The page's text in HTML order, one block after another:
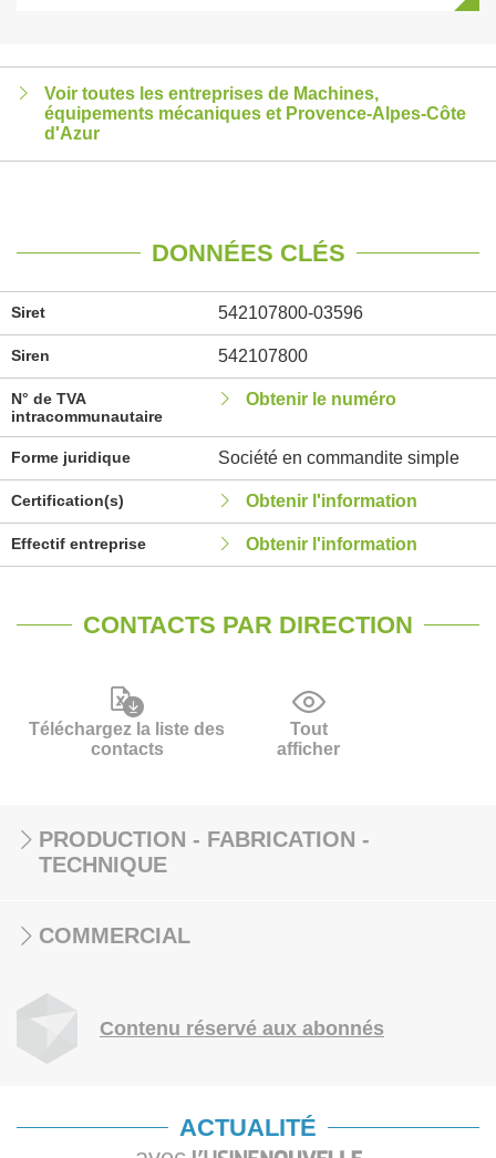
Voir toutes les entreprises de Machines,
équipements mécaniques et Provence-Alpes-Côte
d'Azur
DONNÉES CLÉS
Siret 542107800-03596
Siren 542107800
N° de TVA
intracommunautaire
Obtenir le numéro
Forme juridique Société en commandite simple
Certification(s) Obtenir l'information
Effectif entreprise Obtenir l'information
CONTACTS PAR DIRECTION
Téléchargez la liste des
contacts
Tout
afficher
PRODUCTION - FABRICATION -
TECHNIQUE
COMMERCIAL
Contenu réservé aux abonnés
ACTUALITÉ